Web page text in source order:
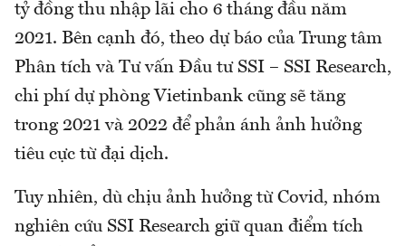
tỷ đồng thu nhập lãi cho 6 tháng đầu năm
2021. Bên cạnh đó, theo dự báo của Trung tâm
Phân tích và Tư vấn Đầu tư SSI – SSI Research,
chi phí dự phòng Vietinbank cũng sẽ tăng
trong 2021 và 2022 để phản ánh ảnh hưởng
tiêu cực từ đại dịch.
Tuy nhiên, dù chịu ảnh hưởng từ Covid, nhóm
nghiên cứu SSI Research giữ quan điểm tích